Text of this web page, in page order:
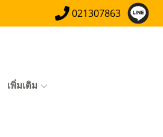
021307863
เพิ่มเติม